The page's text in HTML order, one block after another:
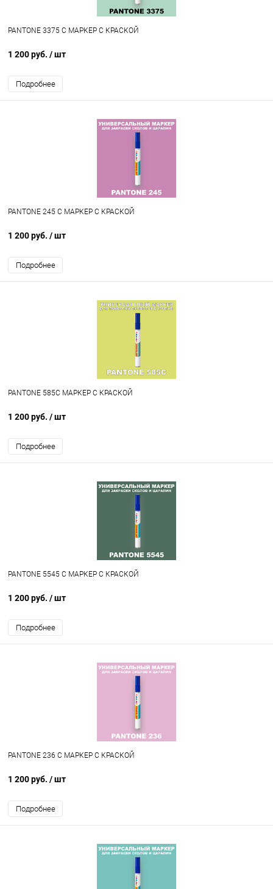
PANTONE 3375 C МАРКЕР С КРАСКОЙ
1 200 руб. / шт
Подробнее
PANTONE 245 C МАРКЕР С КРАСКОЙ
1 200 руб. / шт
Подробнее
PANTONE 585C МАРКЕР С КРАСКОЙ
1 200 руб. / шт
Подробнее
PANTONE 5545 C МАРКЕР С КРАСКОЙ
1 200 руб. / шт
Подробнее
PANTONE 236 C МАРКЕР С КРАСКОЙ
1 200 руб. / шт
Подробнее